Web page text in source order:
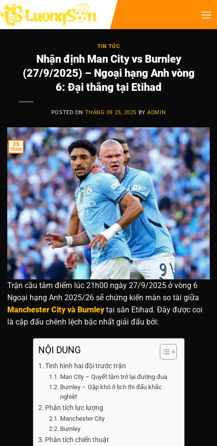
TIN TỨC
Nhận định Man City vs Burnley
(27/9/2025) – Ngoại hạng Anh vòng
6: Đại thắng tại Etihad
POSTED ON THÁNG 09 25, 2025 BYADMIN
25
Th09
Trận cầu tâm điểm lúc 21h00 ngày 27/9/2025 ở vòng 6
Ngoại hạng Anh 2025/26 sẽ chứng kiến màn so tài giữa
Manchester City và Burnleytại sân Etihad. Đây được coi
là cặp đấu chênh lệch bậc nhất giải đấu bởi:
NỘI DUNG
Tình hình hai đội trước trận
Man City – Quyết tâm trở lại đường đua
Burnley – Gặp khó ở lịch thi đấu khắc
nghiệt
Phân tích lực lượng
Manchester City
Burnley
Phân tích chiến thuật